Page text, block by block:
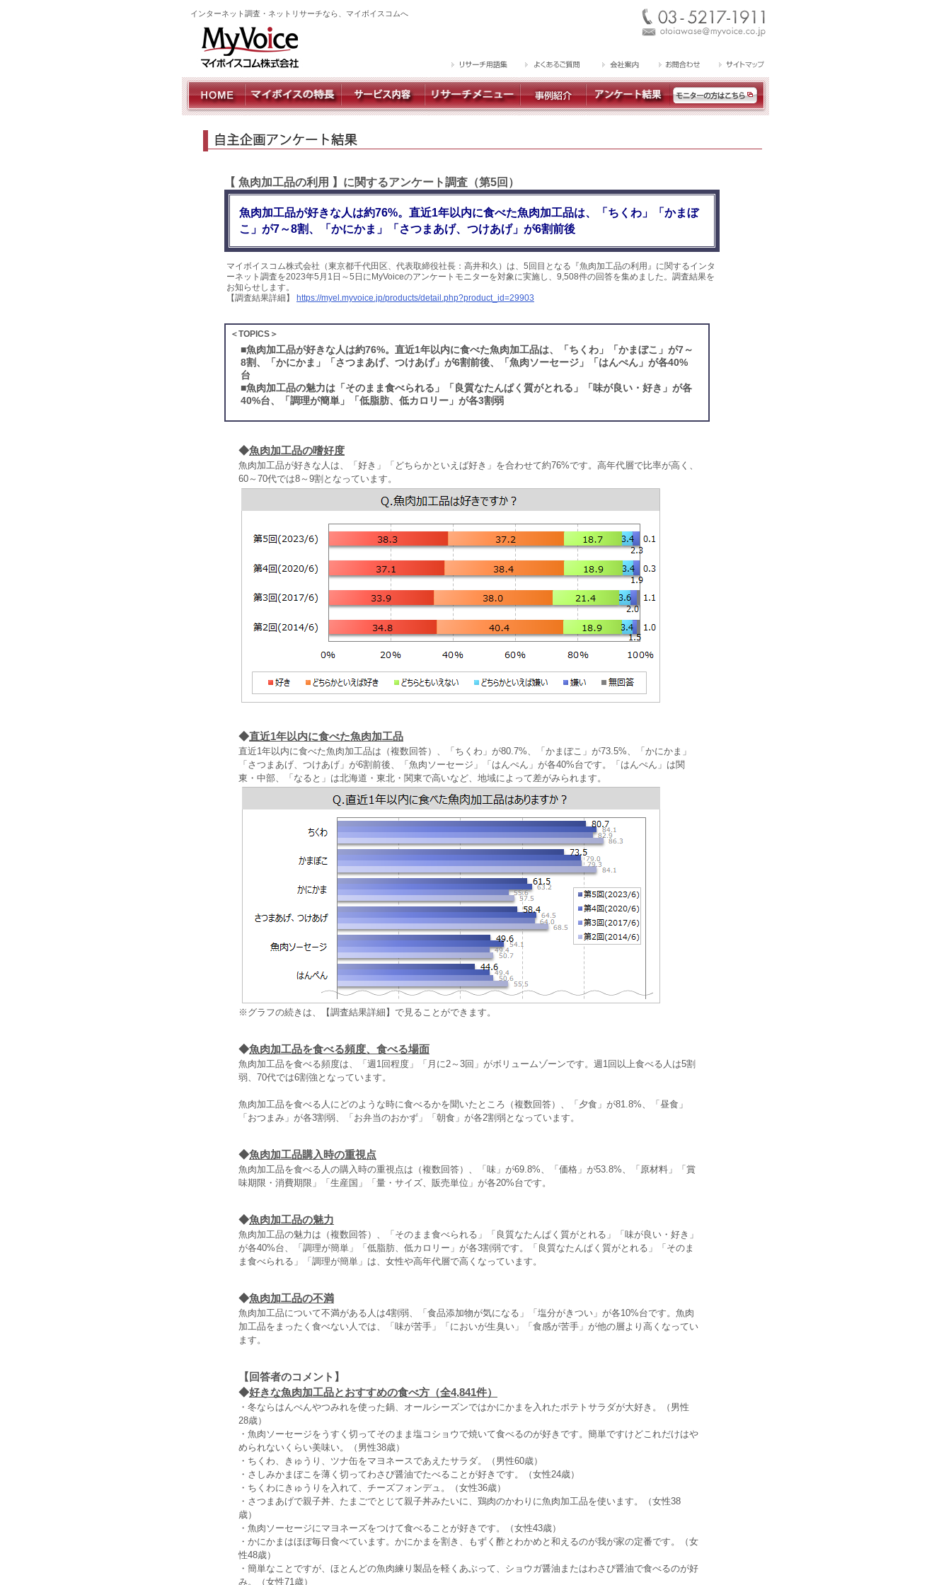
インターネット調査・ネットリサーチなら、マイボイスコムへ
【 魚肉加工品の利用 】に関するアンケート調査（第5回）
魚肉加工品が好きな人は約76%。直近1年以内に食べた魚肉加工品は、「ちくわ」「かまぼ
こ」が7～8割、「かにかま」「さつまあげ、つけあげ」が6割前後
マイボイスコム株式会社（東京都千代田区、代表取締役社長：高井和久）は、5回目となる『魚肉加工品の利用』に関するインタ
ーネット調査を2023年5月1日～5日にMyVoiceのアンケートモニターを対象に実施し、9,508件の回答を集めました。調査結果を
お知らせします。
【調査結果詳細】
https://myel.myvoice.jp/products/detail.php?product_id=29903
＜TOPICS＞
■魚肉加工品が好きな人は約76%。直近1年以内に食べた魚肉加工品は、「ちくわ」「かまぼこ」が7～
8割、「かにかま」「さつまあげ、つけあげ」が6割前後、「魚肉ソーセージ」「はんぺん」が各40%
台
■魚肉加工品の魅力は「そのまま食べられる」「良質なたんぱく質がとれる」「味が良い・好き」が各
40%台、「調理が簡単」「低脂肪、低カロリー」が各3割弱
◆魚肉加工品の嗜好度
魚肉加工品が好きな人は、「好き」「どちらかといえば好き」を合わせて約76%です。高年代層で比率が高く、
60～70代では8～9割となっています。
◆直近1年以内に食べた魚肉加工品
直近1年以内に食べた魚肉加工品は（複数回答）、「ちくわ」が80.7%、「かまぼこ」が73.5%、「かにかま」
「さつまあげ、つけあげ」が6割前後、「魚肉ソーセージ」「はんぺん」が各40%台です。「はんぺん」は関
東・中部、「なると」は北海道・東北・関東で高いなど、地域によって差がみられます。
※グラフの続きは、【調査結果詳細】で見ることができます。
◆魚肉加工品を食べる頻度、食べる場面
魚肉加工品を食べる頻度は、「週1回程度」「月に2～3回」がボリュームゾーンです。週1回以上食べる人は5割
弱、70代では6割強となっています。
魚肉加工品を食べる人にどのような時に食べるかを聞いたところ（複数回答）、「夕食」が81.8%、「昼食」
「おつまみ」が各3割弱、「お弁当のおかず」「朝食」が各2割弱となっています。
◆魚肉加工品購入時の重視点
魚肉加工品を食べる人の購入時の重視点は（複数回答）、「味」が69.8%、「価格」が53.8%、「原材料」「賞
味期限・消費期限」「生産国」「量・サイズ、販売単位」が各20%台です。
◆魚肉加工品の魅力
魚肉加工品の魅力は（複数回答）、「そのまま食べられる」「良質なたんぱく質がとれる」「味が良い・好き」
が各40%台、「調理が簡単」「低脂肪、低カロリー」が各3割弱です。「良質なたんぱく質がとれる」「そのま
ま食べられる」「調理が簡単」は、女性や高年代層で高くなっています。
◆魚肉加工品の不満
魚肉加工品について不満がある人は4割弱、「食品添加物が気になる」「塩分がきつい」が各10%台です。魚肉
加工品をまったく食べない人では、「味が苦手」「においが生臭い」「食感が苦手」が他の層より高くなってい
ます。
【回答者のコメント】
◆好きな魚肉加工品とおすすめの食べ方（全4,841件）
・冬ならはんぺんやつみれを使った鍋、オールシーズンではかにかまを入れたポテトサラダが大好き。（男性
28歳）
・魚肉ソーセージをうすく切ってそのまま塩コショウで焼いて食べるのが好きです。簡単ですけどこれだけはや
められないくらい美味い。（男性38歳）
・ちくわ、きゅうり、ツナ缶をマヨネースであえたサラダ。（男性60歳）
・さしみかまぼこを薄く切ってわさび醤油でたべることが好きです。（女性24歳）
・ちくわにきゅうりを入れて、チーズフォンデュ。（女性36歳）
・さつまあげで親子丼、たまごでとじて親子丼みたいに、鶏肉のかわりに魚肉加工品を使います。（女性38
歳）
・魚肉ソーセージにマヨネーズをつけて食べることが好きです。（女性43歳）
・かにかまはほぼ毎日食べています。かにかまを割き、もずく酢とわかめと和えるのが我が家の定番です。（女
性48歳）
・簡単なことですが、ほとんどの魚肉練り製品を軽くあぶって、ショウガ醤油またはわさび醤油で食べるのが好
み。（女性71歳）